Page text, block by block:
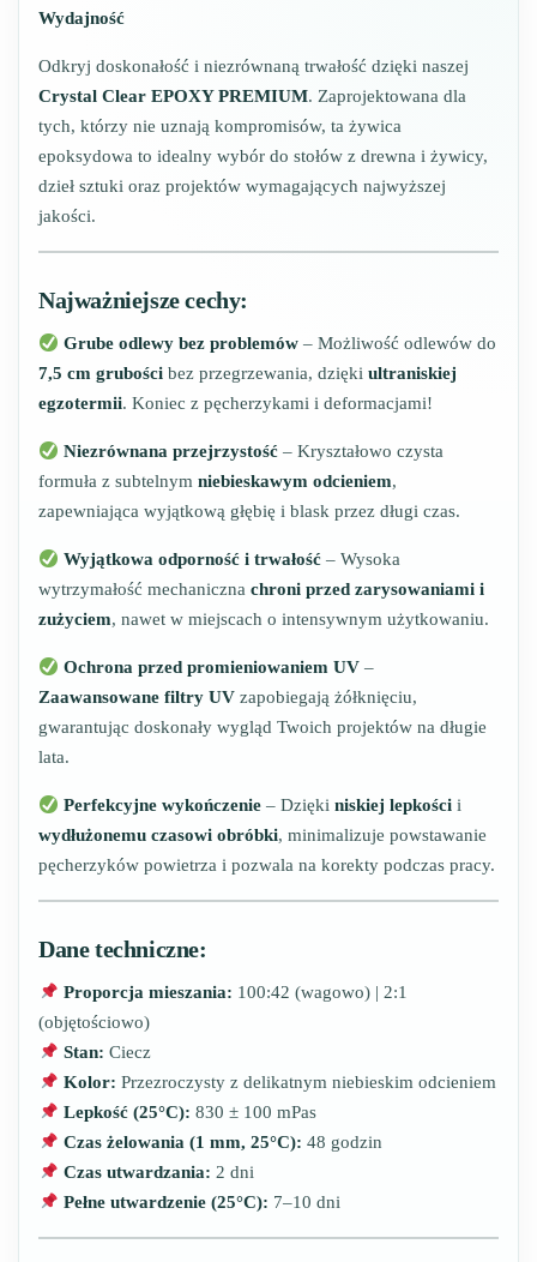
Wydajność
Odkryj doskonałość i niezrównaną trwałość dzięki naszej
Crystal Clear EPOXY PREMIUM. Zaprojektowana dla
tych, którzy nie uznają kompromisów, ta żywica
epoksydowa to idealny wybór do stołów z drewna i żywicy,
dzieł sztuki oraz projektów wymagających najwyższej
jakości.
Najważniejsze cechy:
Grube odlewy bez problemów – Możliwość odlewów do
7,5 cm grubości bez przegrzewania, dzięki ultraniskiej
egzotermii. Koniec z pęcherzykami i deformacjami!
Niezrównana przejrzystość – Kryształowo czysta
formuła z subtelnym niebieskawym odcieniem,
zapewniająca wyjątkową głębię i blask przez długi czas.
Wyjątkowa odporność i trwałość – Wysoka
wytrzymałość mechaniczna chroni przed zarysowaniami i
zużyciem, nawet w miejscach o intensywnym użytkowaniu.
Ochrona przed promieniowaniem UV –
Zaawansowane filtry UV zapobiegają żółknięciu,
gwarantując doskonały wygląd Twoich projektów na długie
lata.
Perfekcyjne wykończenie – Dziękiniskiej lepkości i
wydłużonemu czasowi obróbki, minimalizuje powstawanie
pęcherzyków powietrza i pozwala na korekty podczas pracy.
Dane techniczne:
Proporcja mieszania: 100:42 (wagowo) | 2:1
(objętościowo)
Stan: Ciecz
Kolor: Przezroczysty z delikatnym niebieskim odcieniem
Lepkość (25°C): 830 ± 100 mPas
Czas żelowania (1 mm, 25°C): 48 godzin
Czas utwardzania: 2 dni
Pełne utwardzenie (25°C): 7–10 dni